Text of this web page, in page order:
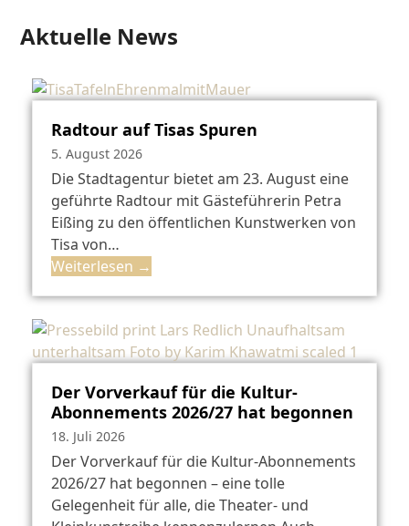
Aktuelle News
Radtour auf Tisas Spuren
5. August 2026
Die Stadtagentur bietet am 23. August eine
geführte Radtour mit Gästeführerin Petra
Eißing zu den öffentlichen Kunstwerken von
Tisa von…
Weiterlesen →
Der Vorverkauf für die Kultur-
Abonnements 2026/27 hat begonnen
18. Juli 2026
Der Vorverkauf für die Kultur-Abonnements
2026/27 hat begonnen – eine tolle
Gelegenheit für alle, die Theater- und